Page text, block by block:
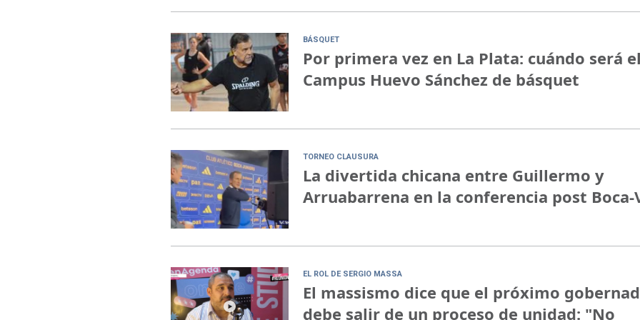
BÁSQUET
Por primera vez en La Plata: cuándo será el
Campus Huevo Sánchez de básquet
TORNEO CLAUSURA
La divertida chicana entre Guillermo y
Arruabarrena en la conferencia post Boca-
EL ROL DE SERGIO MASSA
El massismo dice que el próximo
debe salir de un proceso de unidad: "No